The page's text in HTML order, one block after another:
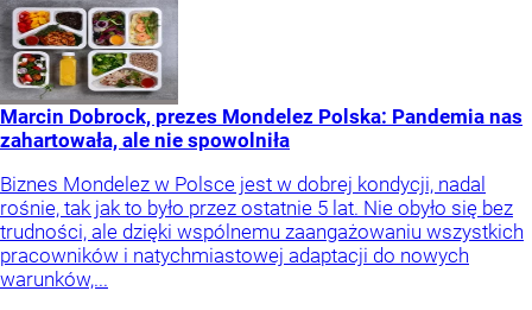
Marcin Dobrock, prezes Mondelez Polska: Pandemia nas
zahartowała, ale nie spowolniła
Biznes Mondelez w Polsce jest w dobrej kondycji, nadal
rośnie, tak jak to było przez ostatnie 5 lat. Nie obyło się bez
trudności, ale dzięki wspólnemu zaangażowaniu wszystkich
pracowników i natychmiastowej adaptacji do nowych
warunków,...